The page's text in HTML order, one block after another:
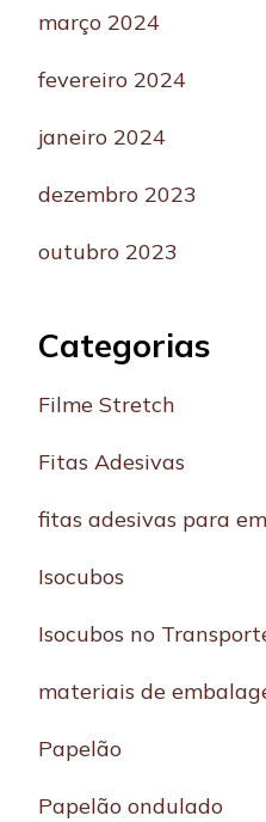
março 2024
fevereiro 2024
janeiro 2024
dezembro 2023
outubro 2023
Categorias
Filme Stretch
Fitas Adesivas
fitas adesivas para
Isocubos
Isocubos no
materiais de
Papelão
Papelão ondulado